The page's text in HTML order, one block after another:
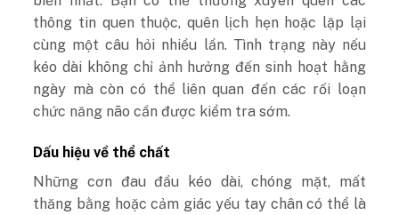
thông tin quen thuộc, quên lịch hẹn hoặc lặp lại
cùng một câu hỏi nhiều lần. Tình trạng này nếu
kéo dài không chỉ ảnh hưởng đến sinh hoạt hằng
ngày mà còn có thể liên quan đến các rối loạn
chức năng não cần được kiểm tra sớm.
Dấu hiệu về thể chất
Những cơn đau đầu kéo dài, chóng mặt, mất
thăng bằng hoặc cảm giác yếu tay chân có thể là